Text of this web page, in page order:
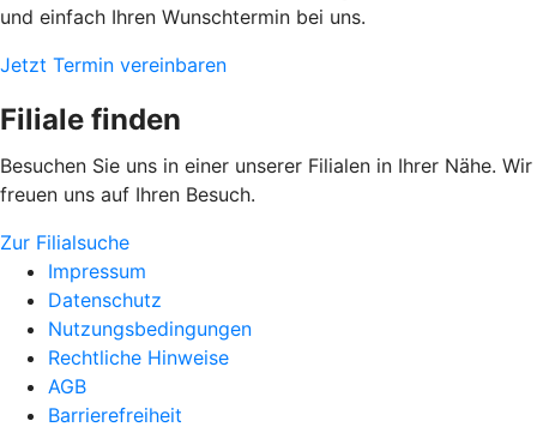
und einfach Ihren Wunschtermin bei uns.
Jetzt Termin vereinbaren
Filiale finden
Besuchen Sie uns in einer unserer Filialen in Ihrer Nähe. Wir
freuen uns auf Ihren Besuch.
Zur Filialsuche
Impressum
Datenschutz
Nutzungsbedingungen
Rechtliche Hinweise
AGB
Barrierefreiheit